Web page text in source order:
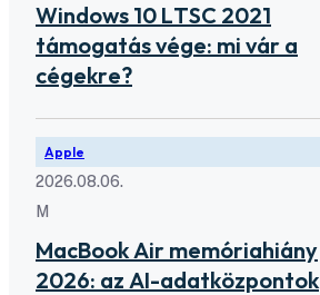
Windows 10 LTSC 2021
támogatás vége: mi vár a
cégekre?
Apple
2026.08.06.
M
MacBook Air memóriahiány
2026: az AI-adatközpontok